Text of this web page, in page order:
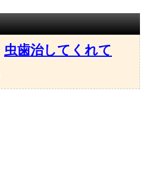
虫歯治してくれて